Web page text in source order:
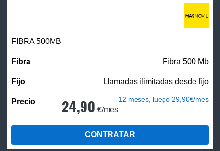
FIBRA500MB
Fibra 500 Mb
Llamadas ilimitadas desde fijo
24,90 €/mes
12 meses, luego 29,90€/mes
CONTRATAR